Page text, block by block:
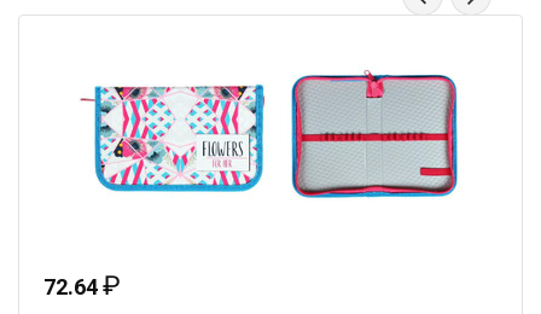
72.64₽